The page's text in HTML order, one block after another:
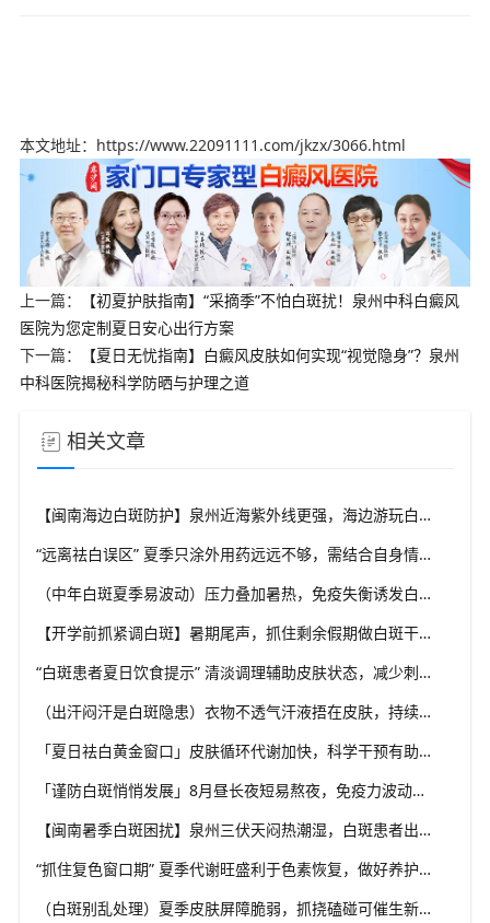
本文地址：https://www.22091111.com/jkzx/3066.html
上一篇：
【初夏护肤指南】“采摘季”不怕白斑扰！泉州中科白癜风
医院为您定制夏日安心出行方案
下一篇：
【夏日无忧指南】白癜风皮肤如何实现“视觉隐身”？泉州
中科医院揭秘科学防晒与护理之道
相关文章
【闽南海边白斑防护】泉州近海紫外线更强，海边游玩白斑防护要升级，福建泉州中科白癜风医院给出海边出行实用方案
“远离祛白误区” 夏季只涂外用药远远不够，需结合自身情况综合干预，福建泉州中科白癜风医院坚持白癜风分型分诊理念
（中年白斑夏季易波动）压力叠加暑热，免疫失衡诱发白斑变化，福建泉州中科白癜风医院科普成人白癜风夏季管理思路
【开学前抓紧调白斑】暑期尾声，抓住剩余假期做白斑干预，福建泉州中科白癜风医院助力学生群体从容应对校园生活
“白斑患者夏日饮食提示” 清淡调理辅助皮肤状态，减少刺激类食物，福建泉州中科白癜风医院分享白癜风夏季饮食科普
（出汗闷汗是白斑隐患）衣物不透气汗液捂在皮肤，持续刺激患处，福建泉州中科白癜风医院解析夏季白癜风穿衣学问
「夏日祛白黄金窗口」皮肤循环代谢加快，科学干预有助复色，福建泉州中科白癜风医院提醒把握白癜风诊疗有利时机
「谨防白斑悄悄发展」8月昼长夜短易熬夜，免疫力波动干扰黑素细胞，福建泉州中科白癜风医院教你安稳度过白癜风高发季
【闽南暑季白斑困扰】泉州三伏天闷热潮湿，白斑患者出汗后及时清洁，福建泉州中科白癜风医院解析夏季白斑诱因
“抓住复色窗口期” 夏季代谢旺盛利于色素恢复，做好养护结合规范干预，福建泉州中科白癜风医院助力白斑科学复色
（白斑别乱处理）夏季皮肤屏障脆弱，抓挠磕碰可催生新白斑，福建泉州中科白癜风医院科普盛夏白癜风防护小常识